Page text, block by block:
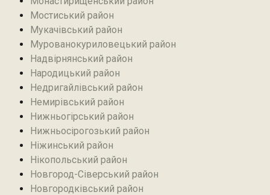
Мостиський район
Мукачівський район
Мурованокуриловецький район
Надвірнянський район
Народицький район‎
Недригайлівський район‎
Немирівський район
Нижньогірський район
Нижньосірогозький район
Ніжинський район
Нікопольський район
Новгород-Сіверський район
Новгородківський район